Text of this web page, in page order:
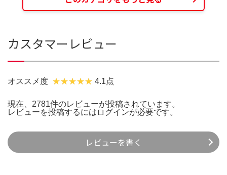
カスタマーレビュー
オススメ度 4.1点
現在、2781件のレビューが投稿されています。
レビューを投稿するには ログインが必要です。
レビューを書く